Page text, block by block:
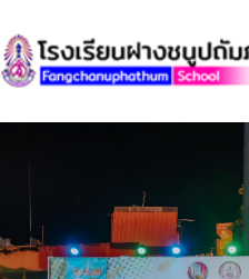
to
content